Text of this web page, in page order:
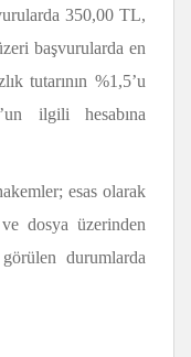
350,00 TL,
başvurularda en
tutarının %1,5’u
ilgili hesabına
esas olarak
dosya üzerinden
durumlarda